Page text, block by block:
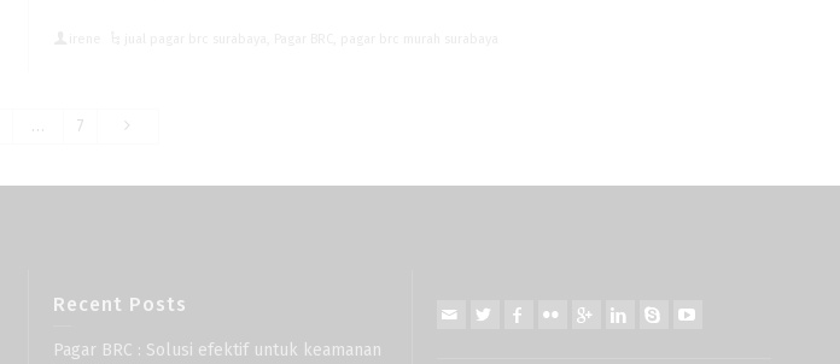
… 7
Recent Posts
Pagar BRC : Solusi efektif untuk keamanan